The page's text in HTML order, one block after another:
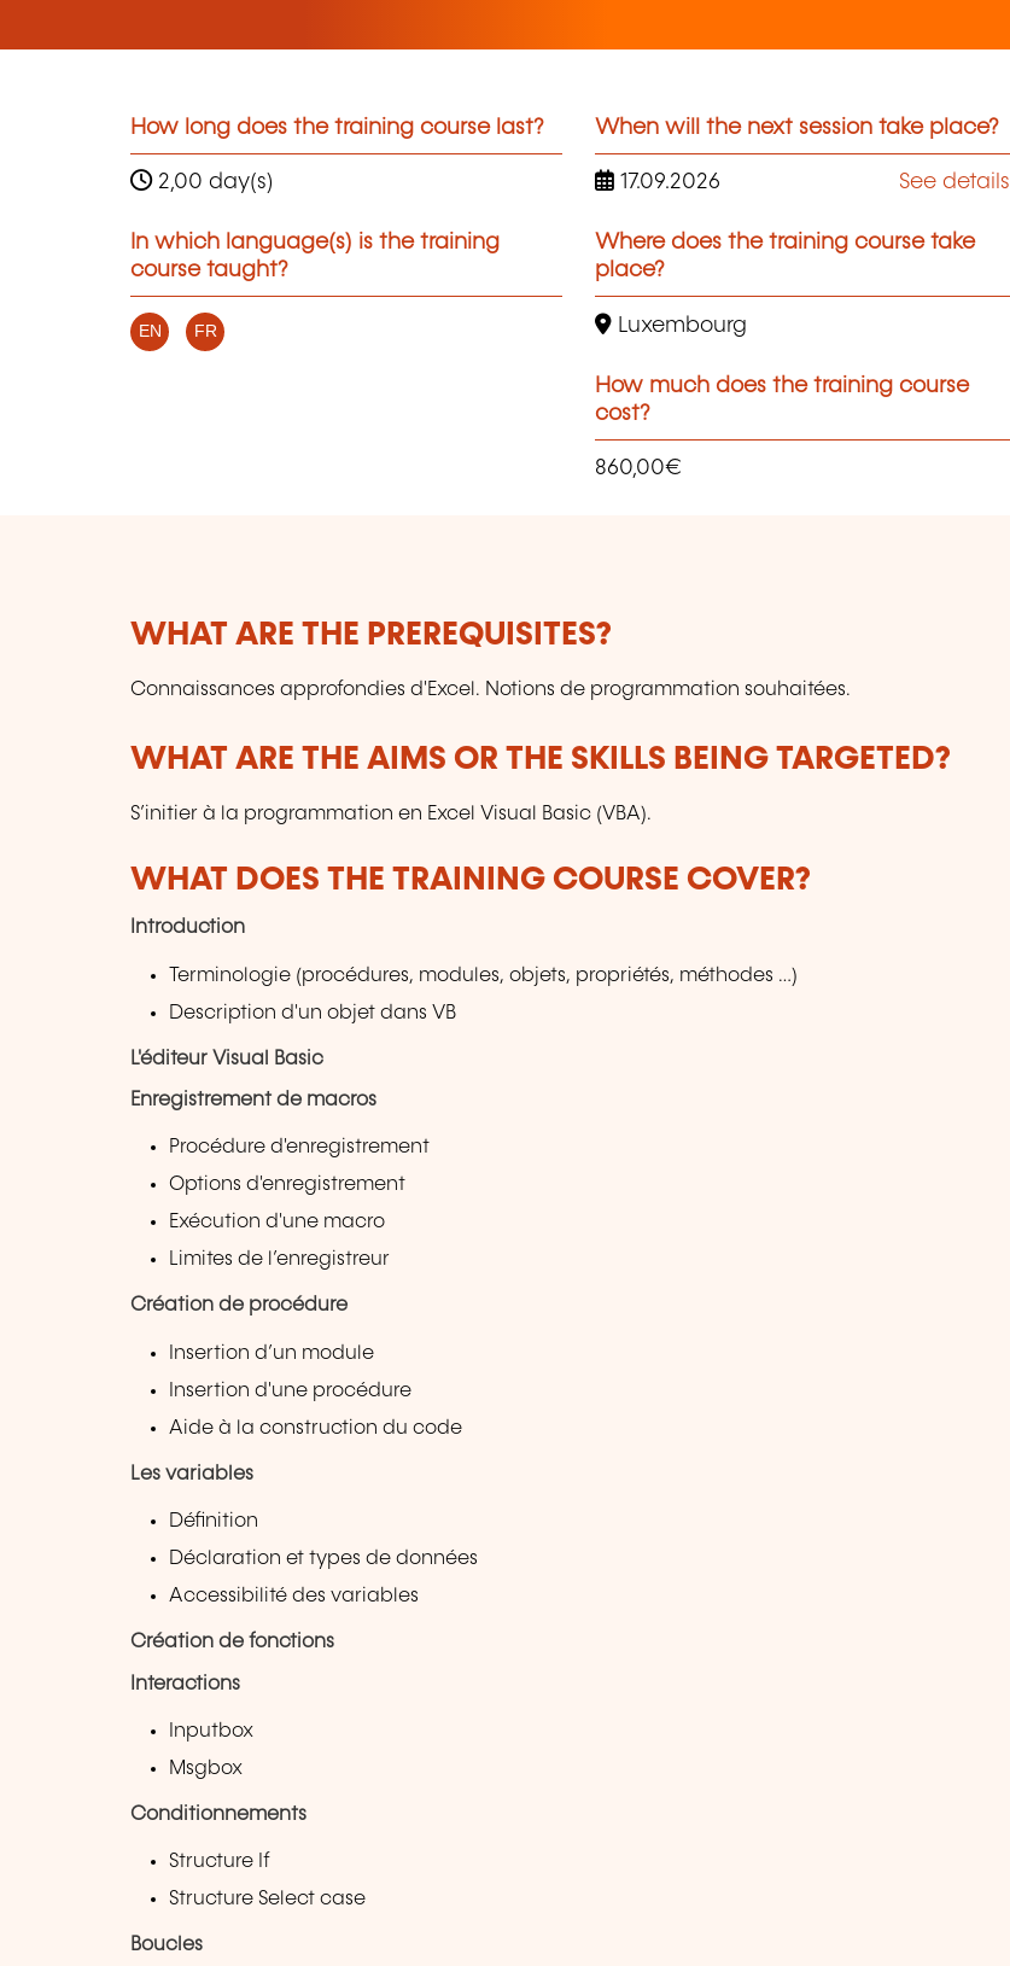
How long does the training course last?
2,00 day(s)
In which language(s) is the training
course taught?
EN FR
When will the next session take place?
17.09.2026 See details
Where does the training course take
place?
Luxembourg
How much does the training course
cost?
860,00€
WHAT ARE THE PREREQUISITES?
Connaissances approfondies d'Excel. Notions de programmation souhaitées.
WHAT ARE THE AIMS OR THE SKILLS BEING TARGETED?
S’initier à la programmation en Excel Visual Basic (VBA).
WHAT DOES THE TRAINING COURSE COVER?
Introduction
Terminologie (procédures, modules, objets, propriétés, méthodes …)
Description d'un objet dans VB
L'éditeur Visual Basic
Enregistrement de macros
Procédure d'enregistrement
Options d'enregistrement
Exécution d'une macro
Limites de l’enregistreur
Création de procédure
Insertion d’un module
Insertion d'une procédure
Aide à la construction du code
Les variables
Définition
Déclaration et types de données
Accessibilité des variables
Création de fonctions
Interactions
Inputbox
Msgbox
Conditionnements
Structure If
Structure Select case
Boucles